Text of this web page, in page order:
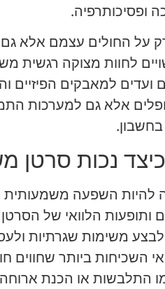
ופסיכותרפיה.
על החולים עצמם אלא
לחוות מצוקה רגשית
למאבקים הפיזיים
אלא גם למערכות
כיצד נכות סרטן
להיות השפעה משמעותית
ותופעות הלוואי של
משימות שגרתיות
השכיחות ביותר שחווים
התלבשות או הכנת